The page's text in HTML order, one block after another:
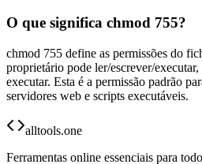
O que significa chmod 755?
chmod 755 define as permissões do
proprietário pode ler/escrever/
executar. Esta é a permissão padrão
servidores web e scripts executáveis.
alltools.one
Ferramentas online essenciais para